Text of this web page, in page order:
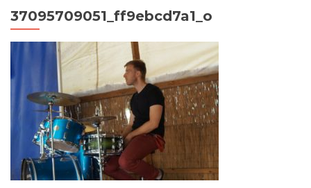
37095709051_ff9ebcd7a1_o